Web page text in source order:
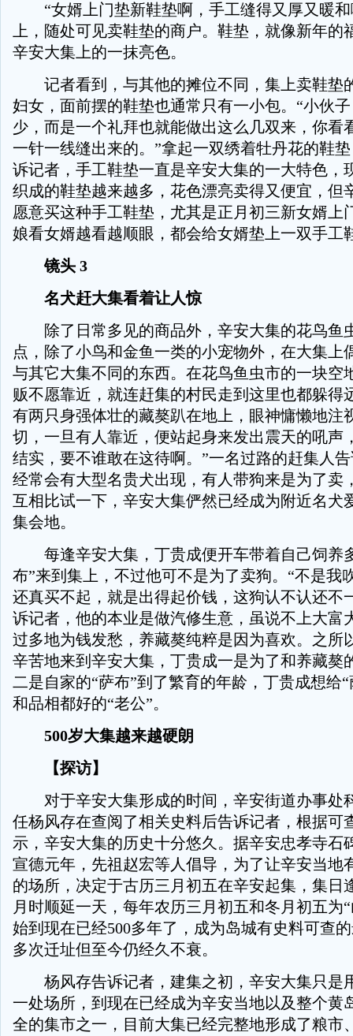
“女婿上门垫新鞋垫啊，手工缝得又厚又暖和
上，随处可见卖鞋垫的商户。鞋垫，就像新年的
辛安大集上的一抹亮色。
记者看到，与其他的摊位不同，集上卖鞋垫
妇女，面前摆的鞋垫也通常只有一小包。“小伙
少，而是一个礼拜也就能做出这么几双来，你看
一针一线缝出来的。”拿起一双绣着牡丹花的鞋
诉记者，手工鞋垫一直是辛安大集的一大特色，
织成的鞋垫越来越多，花色漂亮卖得又便宜，但
愿意买这种手工鞋垫，尤其是正月初三新女婿上
娘看女婿越看越顺眼，都会给女婿垫上一双手工
镜头 3
名犬赶大集看着让人惊
除了日常多见的商品外，辛安大集的花鸟鱼
点，除了小鸟和金鱼一类的小宠物外，在大集上
与其它大集不同的东西。在花鸟鱼虫市的一块空
贩不愿靠近，就连赶集的村民走到这里也都躲得
有两只身强体壮的藏獒趴在地上，眼神慵懒地注
切，一旦有人靠近，便站起身来发出震天的吼声
结实，要不谁敢在这待啊。”一名过路的赶集人
经常会有大型名贵犬出现，有人带狗来是为了卖
互相比试一下，辛安大集俨然已经成为附近名犬
集会地。
每逢辛安大集，丁贵成便开车带着自己饲养
布”来到集上，不过他可不是为了卖狗。“不是我
还真买不起，就是出得起价钱，这狗认不认还不
诉记者，他的本业是做汽修生意，虽说不上大富
过多地为钱发愁，养藏獒纯粹是因为喜欢。之所
辛苦地来到辛安大集，丁贵成一是为了和养藏獒
二是自家的“萨布”到了繁育的年龄，丁贵成想给
和品相都好的“老公”。
500岁大集越来越硬朗
【探访】
对于辛安大集形成的时间，辛安街道办事处
任杨风存在查阅了相关史料后告诉记者，根据可
示，辛安大集的历史十分悠久。据辛安忠孝寺石
宣德元年，先祖赵宏等人倡导，为了让辛安当地
的场所，决定于古历三月初五在辛安起集，集日
月时顺延一天，每年农历三月初五和冬月初五为
始到现在已经500多年了，成为岛城有史料可查
多次迁址但至今仍经久不衰。
杨风存告诉记者，建集之初，辛安大集只是
一处场所，到现在已经成为辛安当地以及整个黄
全的集市之一，目前大集已经完整地形成了粮市